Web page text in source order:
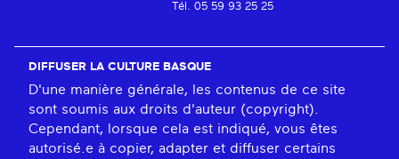
Tél. 05 59 93 25 25
DIFFUSER LA CULTURE BASQUE
D'une manière générale, les contenus de ce site
sont soumis aux droits d'auteur (copyright).
Cependant, lorsque cela est indiqué, vous êtes
autorisé.e à copier, adapter et diffuser certains